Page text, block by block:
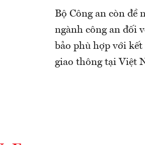
Bộ Công an còn đề
ngành công an đối
bảo phù hợp với
giao thông tại Việt